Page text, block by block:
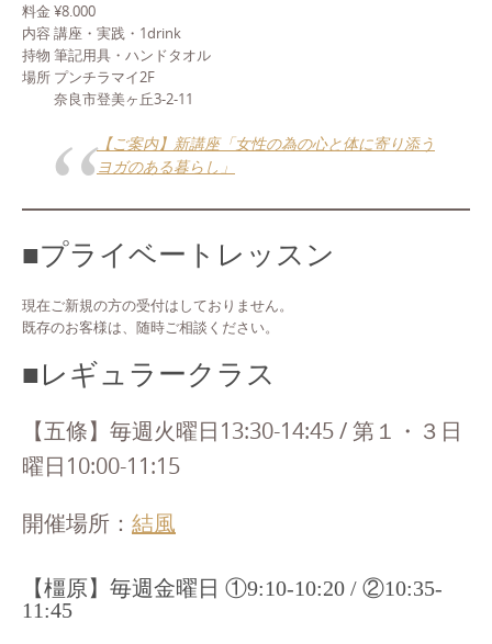
料金 ¥8.000
内容 講座・実践・1drink
持物 筆記用具・ハンドタオル
場所 プンチラマイ2F
奈良市登美ヶ丘3-2-11
【ご案内】新講座「女性の為の心と体に寄り添う
ヨガのある暮らし」
■プライベートレッスン
現在ご新規の方の受付はしておりません。
既存のお客様は、随時ご相談ください。
■レギュラークラス
【五條】毎週火曜日13:30-14:45 / 第１・３日
曜日10:00-11:15
開催場所： 結風
【橿原】毎週金曜日 ①9:10-10:20 / ②10:35-
11:45